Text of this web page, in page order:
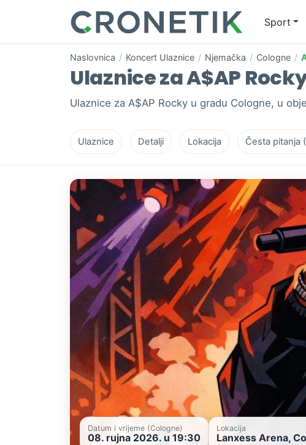
Sport
Naslovnica / Koncert Ulaznice / Njemačka / Cologne /
Ulaznice za A$AP
Ulaznice za A$AP Rocky u gradu Cologne, u
Ulaznice Detalji Lokacija Česta pitanja
Datum i vrijeme (Cologne)
08. rujna 2026. u 19:30
Lokacija
Lanxess Arena,